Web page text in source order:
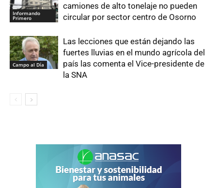
Informando
Primero
camiones de alto tonelaje no pueden
circular por sector centro de Osorno
Campo al Día
Las lecciones que están dejando las
fuertes lluvias en el mundo agrícola del
país las comenta el Vice-presidente de
la SNA